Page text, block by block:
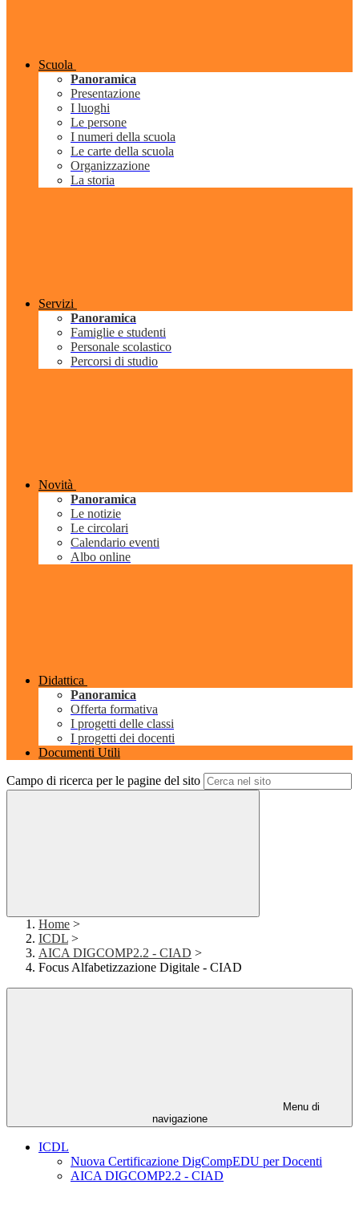
Scuola
Panoramica
Presentazione
I luoghi
Le persone
I numeri della scuola
Le carte della scuola
Organizzazione
La storia
Servizi
Panoramica
Famiglie e studenti
Personale scolastico
Percorsi di studio
Novità
Panoramica
Le notizie
Le circolari
Calendario eventi
Albo online
Didattica
Panoramica
Offerta formativa
I progetti delle classi
I progetti dei docenti
Documenti Utili
Campo di ricerca per le pagine del sito
Home >
ICDL >
AICA DIGCOMP2.2 - CIAD >
Focus Alfabetizzazione Digitale - CIAD
Menu di
navigazione
ICDL
Nuova Certificazione DigCompEDU per Docenti
AICA DIGCOMP2.2 - CIAD